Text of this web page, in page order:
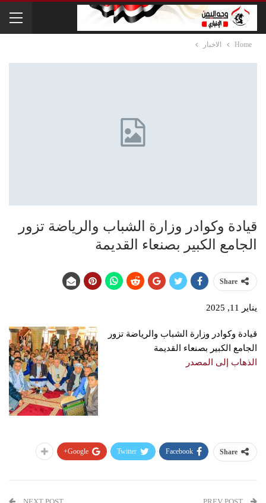
Home الاخبار
قيادة وكوادر وزارة الشباب والرياضة تزور
الجامع الكبير بصنعاء القديمة
Share
يناير 11, 2025
قيادة وكوادر وزارة الشباب والرياضة تزور
الجامع الكبير بصنعاء القديمة
الذهاب إلى المصدر
Share
Facebook
Twitter
Google+